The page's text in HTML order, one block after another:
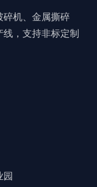
碎机、金属撕碎
，支持非标定制
园